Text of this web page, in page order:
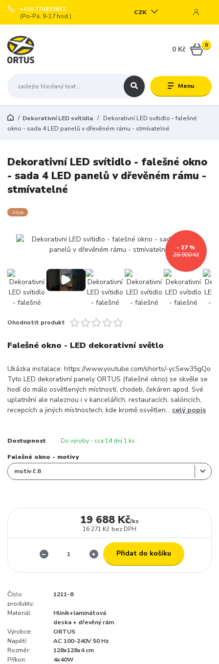
Menu
CZK
+420 774633652
(Po-Pá, 9-17 hod.)
0
0 Kč
Dekorativní LED svítidla
Dekorativní LED svítidlo - falešné
okno - sada 4 LED panelů v dřevěném rámu - stmívatelné
Dekorativní LED svítidlo - falešné okno
- sada 4 LED panelů v dřevěném rámu -
stmívatelné
Akce
26 900 Kč
- 27 %
Ohodnotit produkt
Falešné okno - LED dekorativní světlo
Ukázka instalace: https://www.youtube.com/shorts/-ycSew35gQo
Tyto LED dekorativní panely ORTUS (falešné okno) se skvěle se
hodí do málo osvětlených místností, chodeb, čekáren apod. Své
uplatnění ale naleznou i v kancelářích, restauracích, salóncích,
recepcích a jiných místnostech, kde kromě osvětlen... celý popis
Dostupnost Do výroby - cca 14 dní 1 ks
Falešné okno - motivy
19 688 Kč/ks
16 271 Kč bez DPH
Přidat do košíku
Číslo
produktu:
1211-8
Materiál:
Hliník+laminátová
deska + dřevěný rám
Výrobce:
ORTUS
Napětí:
AC 100-240V 50 Hz
Rozměr:
128x128x4 cm
Příkon:
4x40W